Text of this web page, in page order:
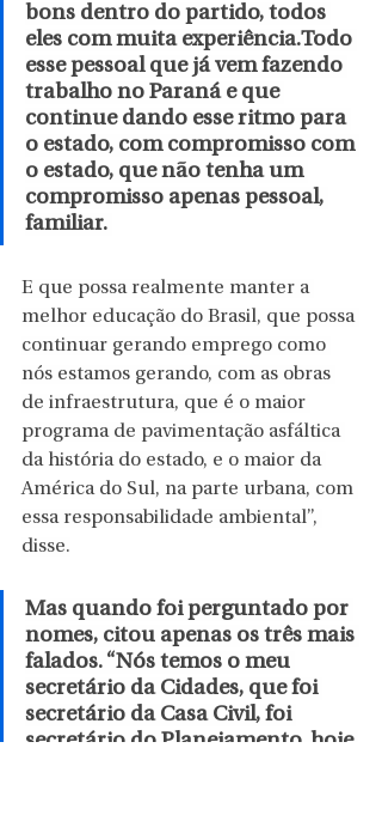
bons dentro do partido, todos
eles com muita experiência.Todo
esse pessoal que já vem fazendo
trabalho no Paraná e que
continue dando esse ritmo para
o estado, com compromisso com
o estado, que não tenha um
compromisso apenas pessoal,
familiar.
E que possa realmente manter a
melhor educação do Brasil, que possa
continuar gerando emprego como
nós estamos gerando, com as obras
de infraestrutura, que é o maior
programa de pavimentação asfáltica
da história do estado, e o maior da
América do Sul, na parte urbana, com
essa responsabilidade ambiental”,
disse.
Mas quando foi perguntado por
nomes, citou apenas os três mais
falados. “Nós temos o meu
secretário da Cidades, que foi
secretário da Casa Civil, foi
secretário do Planejamento, hoje